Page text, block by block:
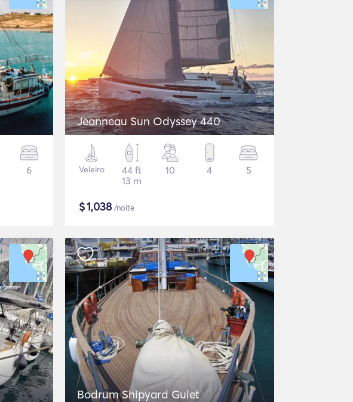
6
Jeanneau Sun Odyssey 440
Veleiro
44 ft
13 m
10 4 5
$1,038/noite
Bodrum Shipyard Gulet